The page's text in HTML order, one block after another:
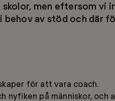
men eftersom vi
behov av stöd och där
för att vara coach.
nyfiken på människor, och